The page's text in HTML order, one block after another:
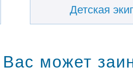
Детская
Вас может